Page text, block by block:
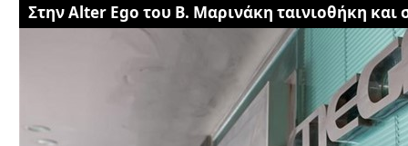
Στην Alter Ego του Β. Μαρινάκη ταινιοθήκη και